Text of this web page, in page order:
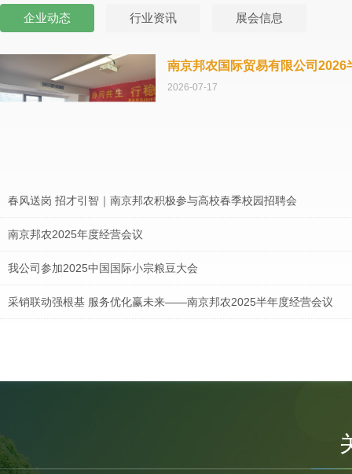
企业动态 行业资讯 展会信息
南京邦农国际贸易有限公司2026
2026-07-17
春风送岗 招才引智｜南京邦农积极参与高校春季校园招聘会
南京邦农2025年度经营会议
我公司参加2025中国国际小宗粮豆大会
采销联动强根基 服务优化赢未来——南京邦农2025半年度经营会议